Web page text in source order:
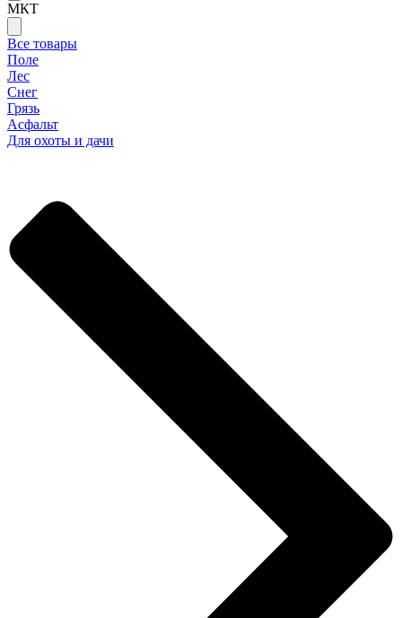
МКТ
Все товары
Поле
Лес
Снег
Грязь
Асфальт
Для охоты и дачи